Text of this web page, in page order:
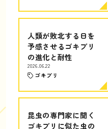
人類が敗北する日を
予感させるゴキブリ
の進化と耐性
2026.06.22
ゴキブリ
昆虫の専門家に聞く
ゴキブリに似た虫の